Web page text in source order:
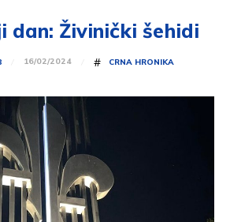
dan: Živinički šehidi
16/02/2024 # CRNA HRONIKA